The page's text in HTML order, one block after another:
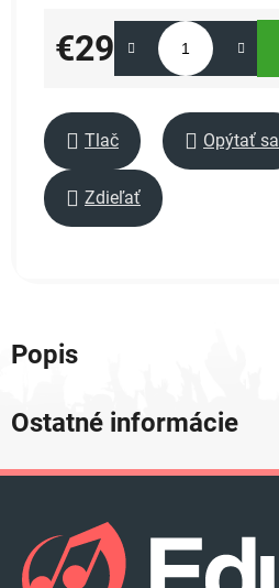
€29
Jednotková cena:
Tlač Opýtať sa
Zdieľať
Popis
Ostatné informácie